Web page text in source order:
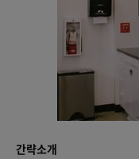
간략소개